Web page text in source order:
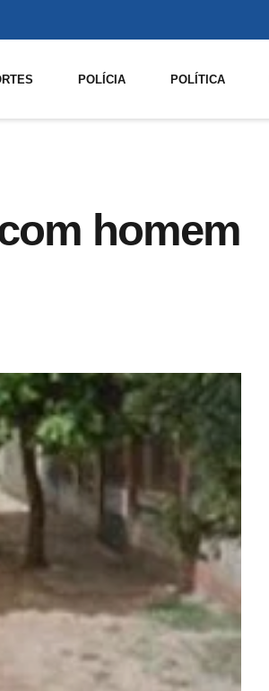
POLÍCIA POLÍTICA
homem